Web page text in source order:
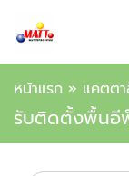
หน้าแรก » แคตต
รับติดตั้งพื้นอี